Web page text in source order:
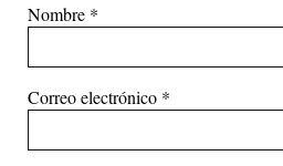
Nombre *
Correo electrónico *